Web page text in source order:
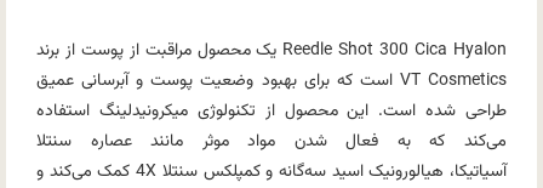
Reedle Shot 300 Cica Hyalon یک محصول مراقبت از پوست از برند
VT Cosmetics است که برای بهبود وضعیت پوست و آبرسانی عمیق
طراحی شده است. این محصول از تکنولوژی میکرونیدلینگ استفاده
می‌کند که به فعال شدن مواد موثر مانندعصاره سنتلا
آسیاتیکا، هیالورونیک اسید سه‌گانه وکمپلکس سنتلا 4X
کمک می‌کند و